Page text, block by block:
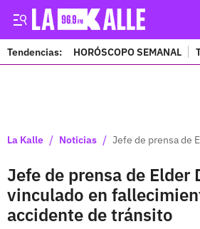
Tendencias: HORÓSCOPO SEMANAL
La Kalle / Noticias / Jefe de prensa de
Jefe de prensa de Elder
vinculado en
accidente de tránsito